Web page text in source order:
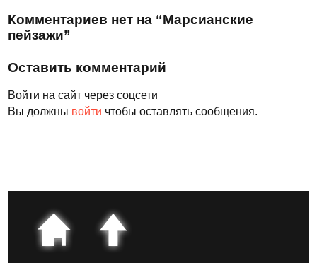
Комментариев нет на “Марсианские
пейзажи”
Оставить комментарий
Войти на сайт через соцсети
Вы должны войти чтобы оставлять сообщения.